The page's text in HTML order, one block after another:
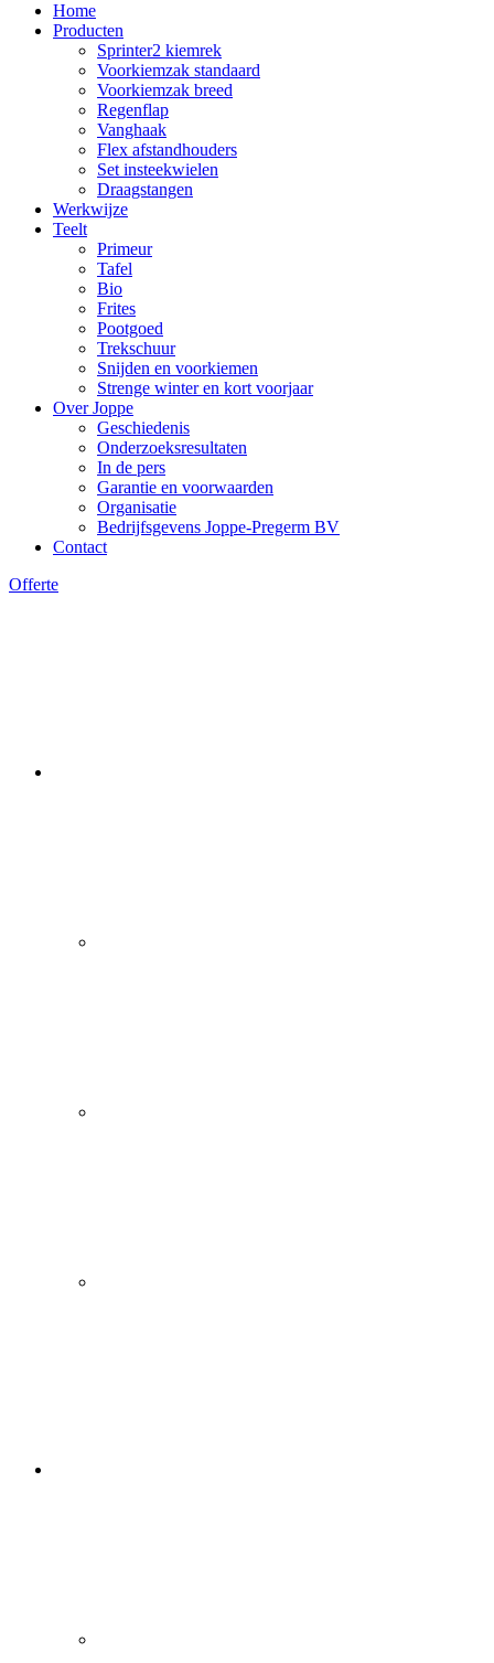
Home
Producten
Sprinter2 kiemrek
Voorkiemzak standaard
Voorkiemzak breed
Regenflap
Vanghaak
Flex afstandhouders
Set insteekwielen
Draagstangen
Werkwijze
Teelt
Primeur
Tafel
Bio
Frites
Pootgoed
Trekschuur
Snijden en voorkiemen
Strenge winter en kort voorjaar
Over Joppe
Geschiedenis
Onderzoeksresultaten
In de pers
Garantie en voorwaarden
Organisatie
Bedrijfsgevens Joppe-Pregerm BV
Contact
Offerte